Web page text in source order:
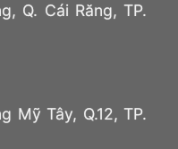
Q. Cái Răng, TP.
Mỹ Tây, Q.12, TP.